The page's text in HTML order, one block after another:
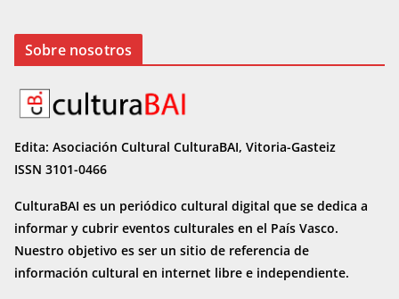
Sobre nosotros
Edita: Asociación Cultural CulturaBAI, Vitoria-Gasteiz
ISSN 3101-0466
CulturaBAI es un periódico cultural digital que se dedica a
informar y cubrir eventos culturales en el País Vasco.
Nuestro objetivo es ser un sitio de referencia de
información cultural en internet libre e independiente.